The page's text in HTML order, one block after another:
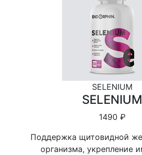
SELENIUM
SELENIUM
1490 ₽
Поддержка щитовидной
организма, укрепление